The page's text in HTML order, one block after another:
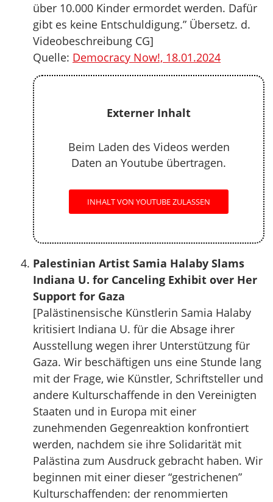
über 10.000 Kinder ermordet werden. Dafür
gibt es keine Entschuldigung.” Übersetz. d.
Videobeschreibung CG]
Quelle: Democracy Now!, 18.01.2024
Externer Inhalt
Beim Laden des Videos werden
Daten an Youtube übertragen.
INHALT VON YOUTUBE ZULASSEN
Palestinian Artist Samia Halaby Slams
Indiana U. for Canceling Exhibit over Her
Support for Gaza
[Palästinensische Künstlerin Samia Halaby
kritisiert Indiana U. für die Absage ihrer
Ausstellung wegen ihrer Unterstützung für
Gaza. Wir beschäftigen uns eine Stunde lang
mit der Frage, wie Künstler, Schriftsteller und
andere Kulturschaffende in den Vereinigten
Staaten und in Europa mit einer
zunehmenden Gegenreaktion konfrontiert
werden, nachdem sie ihre Solidarität mit
Palästina zum Ausdruck gebracht haben. Wir
beginnen mit einer dieser “gestrichenen”
Kulturschaffenden: der renommierten